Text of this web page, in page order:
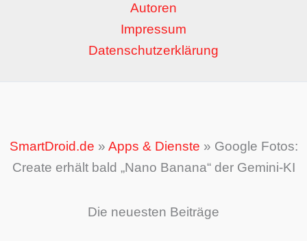
Autoren
Impressum
Datenschutzerklärung
SmartDroid.de » Apps & Dienste » Google Fotos:
Create erhält bald „Nano Banana“ der Gemini-KI
Die neuesten Beiträge